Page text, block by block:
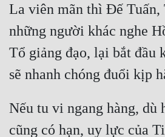
La viên mãn thì Đế Tuấn,
những người khác nghe
Tổ giảng đạo, lại bắt đầu
Nếu tu vi ngang hàng, dù
cũng có hạn, uy lực của